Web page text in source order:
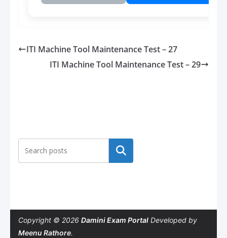
ITI Machine Tool Maintenance Test – 27
ITI Machine Tool Maintenance Test – 29
Search
Copyright © 2026 Damini Exam Portal Developed by
Meenu Rathore.